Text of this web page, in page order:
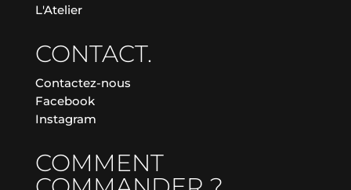
L'Atelier
CONTACT.
Contactez-nous
Facebook
Instagram
COMMENT